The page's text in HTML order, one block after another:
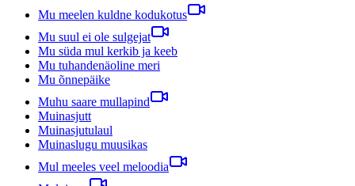
Mu meelen kuldne kodukotus
Mu suul ei ole sulgejat
Mu süda mul kerkib ja keeb
Mu tuhandenäoline meri
Mu õnnepäike
Muhu saare mullapind
Muinasjutt
Muinasjutulaul
Muinaslugu muusikas
Mul meeles veel meloodia